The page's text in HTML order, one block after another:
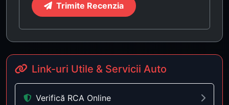
Trimite Recenzia
Link-uri Utile & Servicii Auto
Verifică RCA Online